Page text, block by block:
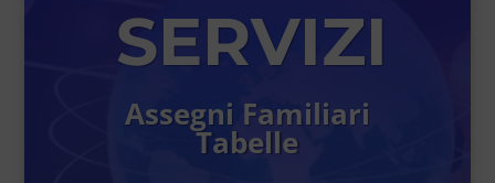
SERVIZI
Assegni Familiari
Tabelle